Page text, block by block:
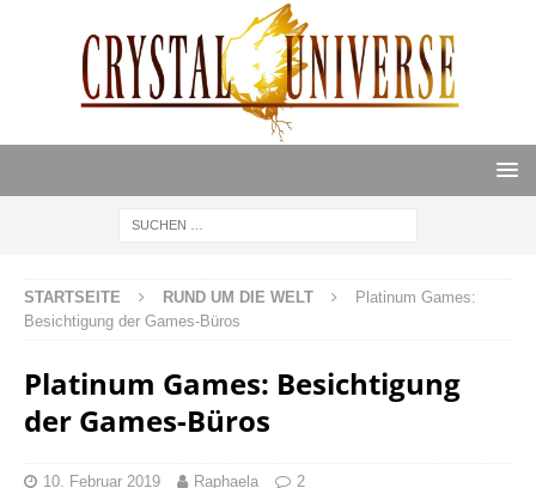
STARTSEITE RUND UM DIE WELT
Platinum Games:
Besichtigung der Games-Büros
Platinum Games: Besichtigung
der Games-Büros
10. Februar 2019 Raphaela 2